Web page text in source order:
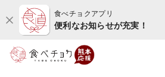
食べチョクアプリ
便利なお知らせが充実！